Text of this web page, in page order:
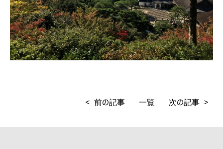
< 前の記事 一覧 次の記事 >